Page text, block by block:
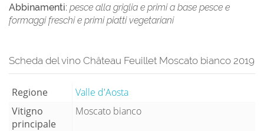
Abbinamenti: pesce alla griglia e primi a base pesce e
formaggi freschi e primi piatti vegetariani
Scheda del vino Château Feuillet Moscato bianco 2019
Regione
Valle d'Aosta
Vitigno
principale
Moscato bianco